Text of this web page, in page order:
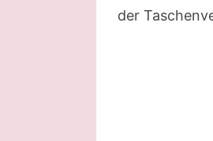
der